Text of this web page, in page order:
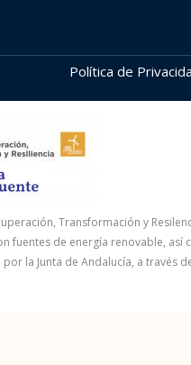
Política de
Transformación y
fuentes de energía renovable, así
la Junta de Andalucía, a través